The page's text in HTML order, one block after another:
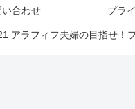
い合わせ プラ
アラフィフ夫婦の目指せ！